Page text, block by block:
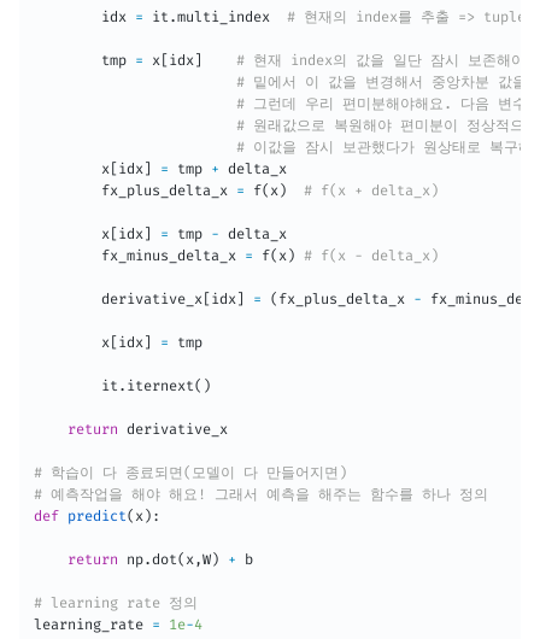
        idx
= it .multi_index # 현재의 index를 추출 => tuple
        tmp
= x idx
# 현재 index의 값을 일단 잠시 보존해야
# 밑에서 이 값을 변경해서 중앙차분 값을
# 그런데 우리 편미분해야해요. 다음 변수
# 원래값으로 복원해야 편미분이 정상적으
# 이값을 잠시 보관했다가 원상태로 복구
        x
idx = tmp + delta_x
        fx_plus_delta_x
= f( x ) # f(x + delta_x)
        x
idx = tmp - delta_x
        fx_minus_delta_x
= f( x ) # f(x - delta_x)
        derivative_x
idx = ( fx_plus_delta_x -
        x
idx = tmp
        it
. iternext( )
return derivative_x
# 학습이 다 종료되면(모델이 다 만들어지면)
# 예측작업을 해야 해요! 그래서 예측을 해주는 함수를 하나 정의
def predict( x ) :
return np.dot( x,W ) + b
# learning rate 정의
learning_rate = 1e-4